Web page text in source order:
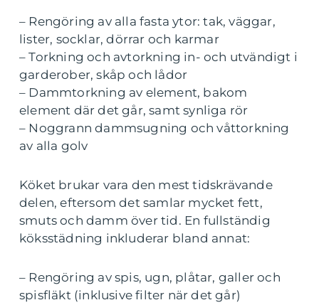
– Rengöring av alla fasta ytor: tak, väggar,
lister, socklar, dörrar och karmar
– Torkning och avtorkning in- och utvändigt i
garderober, skåp och lådor
– Dammtorkning av element, bakom
element där det går, samt synliga rör
– Noggrann dammsugning och våttorkning
av alla golv
Köket brukar vara den mest tidskrävande
delen, eftersom det samlar mycket fett,
smuts och damm över tid. En fullständig
köksstädning inkluderar bland annat:
– Rengöring av spis, ugn, plåtar, galler och
spisfläkt (inklusive filter när det går)